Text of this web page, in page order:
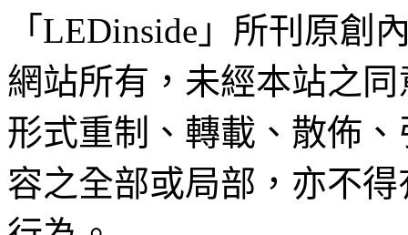
「LEDinside」所刊原創
網站所有，未經本站之
形式重制、轉載、散佈
容之全部或局部，亦不